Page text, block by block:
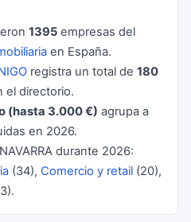
1395 empresas del
en España.
registra un total de 180
el directorio.
(hasta 3.000 €) agrupa a
en 2026.
durante 2026:
(34), Comercio y retail (20),